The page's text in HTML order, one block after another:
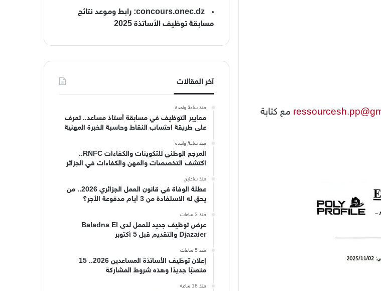
مع كتابة
concours.onec.dz: رابط وموعد نتائج
مسابقة توظيف الأساتذة 2025
آخر المقالات
منذ ساعة واحدة
معايير التوظيف في مسابقة أستاذ مساعد.. تعرف
على طريقة احتساب النقاط وحاسبة الخبرة المهنية
منذ ساعة واحدة
المرجع الوطني للتكوينات والكفاءات RNFC..
اكتشف التخصصات والمهن والكفاءات في الجزائر
منذ ساعتين
عطلة الوفاة في قانون العمل الجزائري 2026.. من
يحق له الاستفادة من 3 أيام مدفوعة الأجر؟
منذ 3 ساعات
عرض توظيف جديد للعمل لدى Baladna El
Djazaier والتقديم قبل 5 أكتوبر
منذ 5 ساعات
إعلان توظيف الأساتذة المساعدين 2026.. 15
منصبًا جديدًا وهذه شروط المشاركة
منذ 18 ساعة